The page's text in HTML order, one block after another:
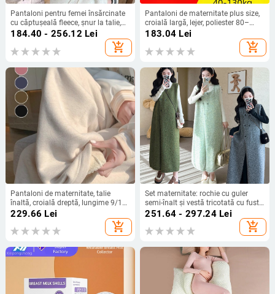
Pantaloni pentru femei însărcinate
cu căptușeală fleece, șnur la talie,
croială lejeră lantern, talie înaltă, din
184.40 - 256.12 Lei
add_shopping_cart
Pantaloni de maternitate plus size,
croială largă, lejer, poliester 80–
90%, primăvara 2025
183.04 Lei
add_shopping_cart
Pantaloni de maternitate, talie
înaltă, croială dreptă, lungime 9/10,
material Glutinous Rice Velvet gros
229.66 Lei
add_shopping_cart
Set maternitate: rochie cu guler
semi-înalt și vestă tricotată cu fustă
lungă; material chenille, compoziție
din bumbac, conținut sub 30%, croi
lejer pentru pantaloni 3/4
251.64 - 297.24Lei
add_shopping_cart